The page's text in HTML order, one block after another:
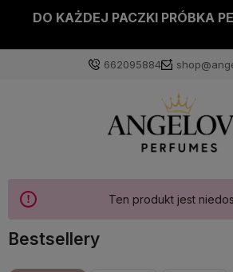
DO KAŻDEJ PACZKI PRÓBKA
662095884
Ten produkt jest
Bestsellery